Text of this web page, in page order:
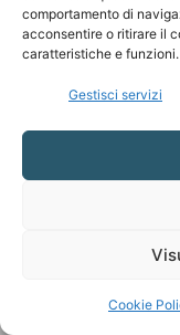
comportamento di
acconsentire o ritirare il
caratteristiche e funzioni.
Gestisci servizi
Cookie